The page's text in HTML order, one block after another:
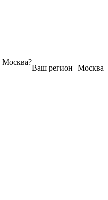
Москва
Ваш регион
Москва?